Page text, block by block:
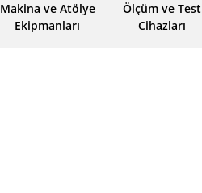
Makina ve Atölye
Ekipmanları
Ölçüm ve Test
Cihazları